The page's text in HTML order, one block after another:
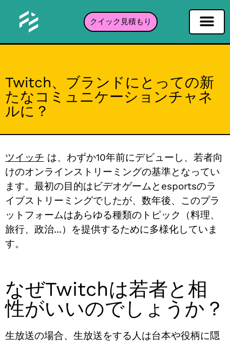
クイック見積もり
Twitch、ブランドにとっての新
たなコミュニケーションチャネ
ルに？
ツイッチ は、わずか10年前にデビューし、若者向
けのオンラインストリーミングの基準となってい
ます。最初の目的はビデオゲームとesportsのラ
イブストリーミングでしたが、数年後、このプラ
ットフォームはあらゆる種類のトピック（料理、
旅行、政治...）を提供するために多様化していま
す。
なぜTwitchは若者と相
性がいいのでしょうか？
生放送の場合、生放送をする人は台本や役柄に隠